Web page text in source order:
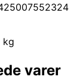
kg
varer